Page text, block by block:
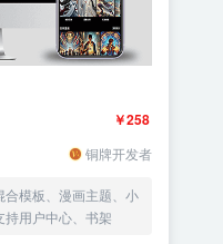
￥258
铜牌开发者
模板、漫画主题、小
用户中心、书架